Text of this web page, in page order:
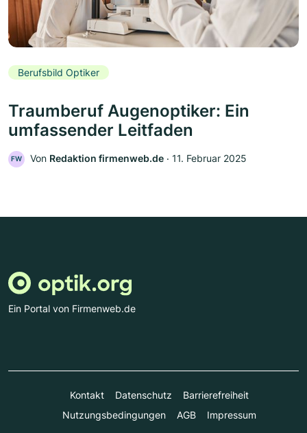
Berufsbild Optiker
Traumberuf Augenoptiker: Ein
umfassender Leitfaden
FW Von Redaktion firmenweb.de ‧ 11. Februar 2025
Ein Portal von Firmenweb.de
Kontakt Datenschutz
Barrierefreiheit
Nutzungsbedingungen
AGB Impressum